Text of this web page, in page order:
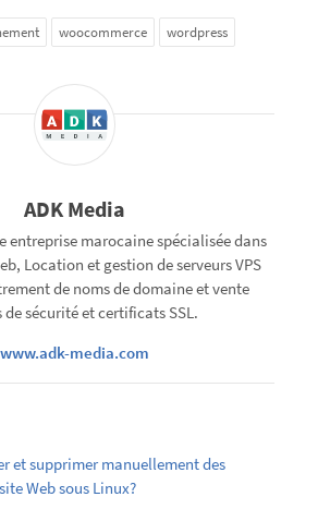
woocommerce wordpress
ADK Media
entreprise marocaine spécialisée dans
Location et gestion de serveurs VPS
de noms de domaine et vente
sécurité et certificats SSL.
www.adk-media.com
et supprimer manuellement des
Web sous Linux?